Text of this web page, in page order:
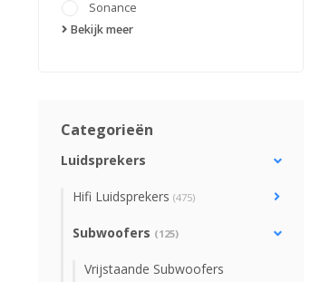
Sonance
Bekijk meer
Categorieën
Luidsprekers
Hifi Luidsprekers (475)
Subwoofers (125)
Vrijstaande Subwoofers